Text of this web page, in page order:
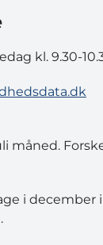
kl. 9.30-
måned.
i december